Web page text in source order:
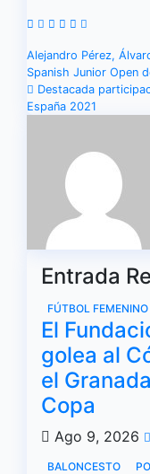
de
Alejandro Pérez,
Spanish Junior Open
Destacada
España 2021
Entrada
FÚTBOL FEMENINO
El
golea al
el
Copa
Ago 9, 2026
BALONCESTO